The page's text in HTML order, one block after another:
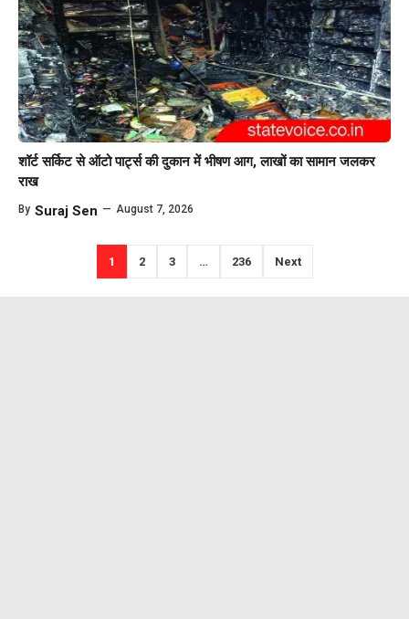
शॉर्ट सर्किट से ऑटो पार्ट्स की दुकान में भीषण आग, लाखों का सामान जलकर
राख
By Suraj Sen — August 7, 2026
1 2 3 … 236 Next